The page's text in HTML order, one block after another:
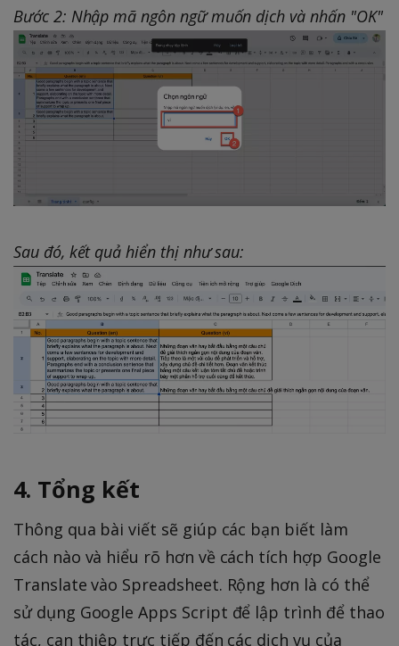
Bước 2: Nhập mã ngôn ngữ muốn dịch và nhấn "OK"
Sau đó, kết quả hiển thị như sau:
4. Tổng kết
Thông qua bài viết sẽ giúp các bạn biết làm
cách nào và hiểu rõ hơn về cách tích hợp Google
Translate vào Spreadsheet. Rộng hơn là có thể
sử dụng Google Apps Script để lập trình để thao
tác, can thiệp trực tiếp đến các dịch vụ của